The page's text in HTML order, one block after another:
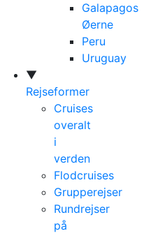
Galapagos
Øerne
Peru
Uruguay
▼
Rejseformer
Cruises
overalt
i
verden
Flodcruises
Grupperejser
Rundrejser
på